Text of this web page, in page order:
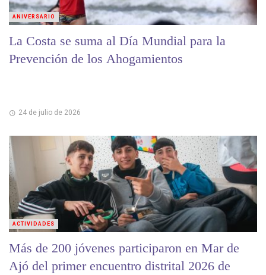
La Costa se suma al Día Mundial para la
Prevención de los Ahogamientos
24 de julio de 2026
ANIVERSARIO
Más de 200 jóvenes participaron en Mar de
Ajó del primer encuentro distrital 2026 de
ACTIVIDADES